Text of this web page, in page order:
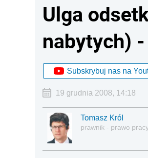
Ulga
nabytych)
Subskrybuj nas na
19 grudnia 2008, 14:18
Tomasz Król
prawnik - prawo